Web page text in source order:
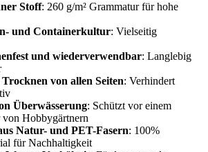
Stoff: 260 g/m² Grammatur für hohe
und Containerkultur: Vielseitig
und wiederverwendbar: Langlebig
von allen Seiten: Verhindert
Überwässerung: Schützt vor einem
Hobbygärtnern
Natur- und PET-Fasern: 100%
für Nachhaltigkeit